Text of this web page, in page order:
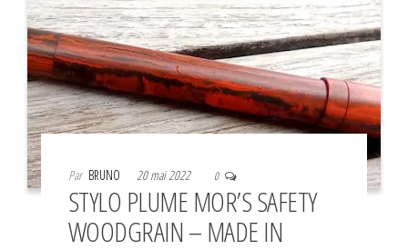
Par BRUNO 20 mai 2022 0
STYLO PLUME MOR’S SAFETY
WOODGRAIN – MADE IN